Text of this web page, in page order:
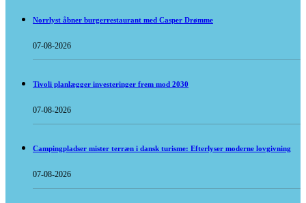
Norrlyst åbner burgerrestaurant med Casper Drømme
07-08-2026
Tivoli planlægger investeringer frem mod 2030
07-08-2026
Campingpladser mister terræn i dansk turisme: Efterlyser moderne lovgivning
07-08-2026